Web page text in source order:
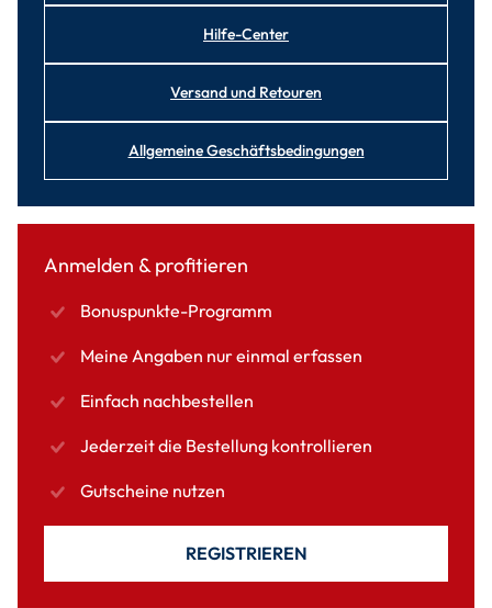
Hilfe-Center
Versand und Retouren
Allgemeine Geschäftsbedingungen
Anmelden & profitieren
Bonuspunkte-Programm
Meine Angaben nur einmal erfassen
Einfach nachbestellen
Jederzeit die Bestellung kontrollieren
Gutscheine nutzen
REGISTRIEREN